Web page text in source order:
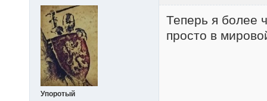
Упоротый
Теперь я более
просто в